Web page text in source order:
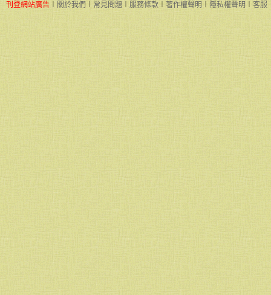
刊登網站廣告 關於我們 常見問題 服務條款 著作權聲明 隱私權聲明 客服